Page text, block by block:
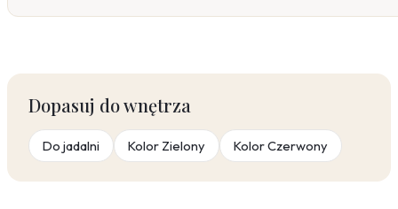
Dopasuj do wnętrza
Do jadalni Kolor Zielony Kolor Czerwony